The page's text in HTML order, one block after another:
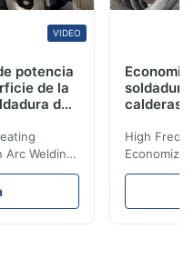
VIDEO
potencia
de la
de
Arc Welding
laid
furnace
calderas
High
Product
industrial